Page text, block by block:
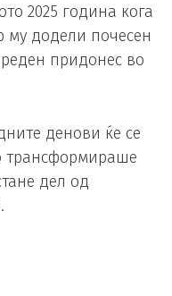
2025 година кога
му додели почесен
придонес во
денови ќе се
трансформираше
дел од